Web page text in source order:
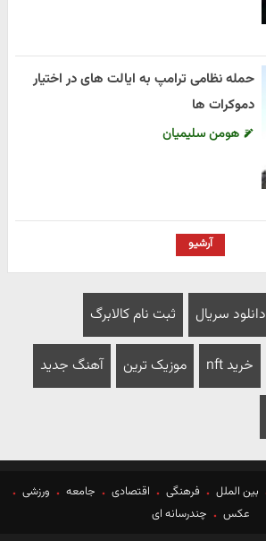
حمله نظامی ترامپ به ایالت های در اختیار
دموکرات ها
هومن سلیمیان
آرشیو
دانلود سریال ثبت نام کالابرگ
خرید nft موزیک ترین آهنگ جدید
بین الملل فرهنگی اقتصادی جامعه
ورزشی
عکس
چندرسانه ای